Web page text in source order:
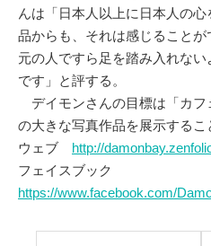
んは「日本人以上に日本人の
品からも、それは感じること
元の人ですら足を踏み入れな
です」と評する。
デイモンさんの目標は「カフ
の大きな写真作品を展示するこ
ウェブ http://
フェイスブック
https://www.facebook.com/